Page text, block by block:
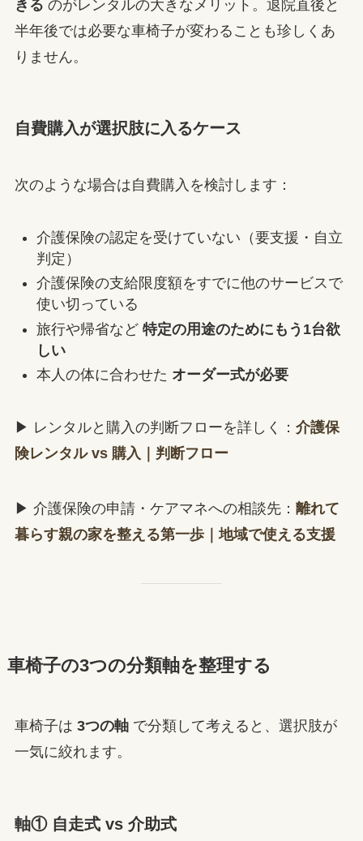
きる のがレンタルの大きなメリット。退院直後と
半年後では必要な車椅子が変わることも珍しくあ
りません。
自費購入が選択肢に入るケース
次のような場合は自費購入を検討します：
介護保険の認定を受けていない（要支援・自立
判定）
介護保険の支給限度額をすでに他のサービスで
使い切っている
旅行や帰省など 特定の用途のためにもう1台欲
しい
本人の体に合わせた オーダー式が必要
▶ レンタルと購入の判断フローを詳しく： 介護保
険レンタル vs 購入｜判断フロー
▶ 介護保険の申請・ケアマネへの相談先： 離れて
暮らす親の家を整える第一歩｜地域で使える支援
車椅子の3つの分類軸を整理する
車椅子は 3つの軸で分類して考えると、選択肢が
一気に絞れます。
軸① 自走式 vs 介助式